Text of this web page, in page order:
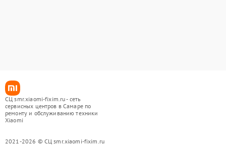
СЦ smr.xiaomi-fixim.ru - сеть
сервисных центров в Самаре по
ремонту и обслуживанию техники
Xiaomi
2021-2026 © СЦ smr.xiaomi-fixim.ru